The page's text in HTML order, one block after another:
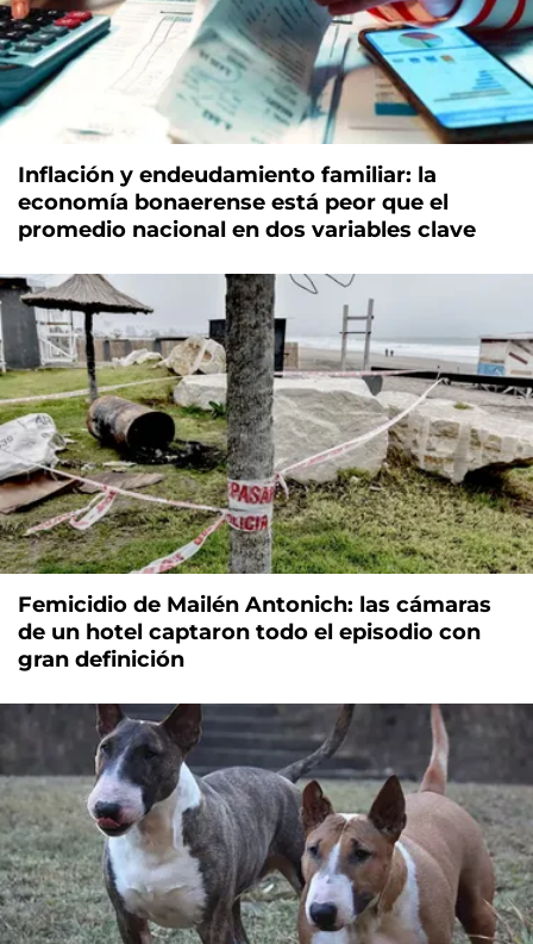
Inflación y endeudamiento familiar: la
economía bonaerense está peor que el
promedio nacional en dos variables clave
Femicidio de Mailén Antonich: las cámaras
de un hotel captaron todo el episodio con
gran definición